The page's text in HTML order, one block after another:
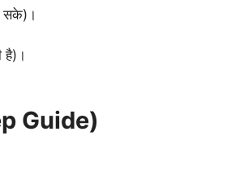
सके)।
है)।
Guide)